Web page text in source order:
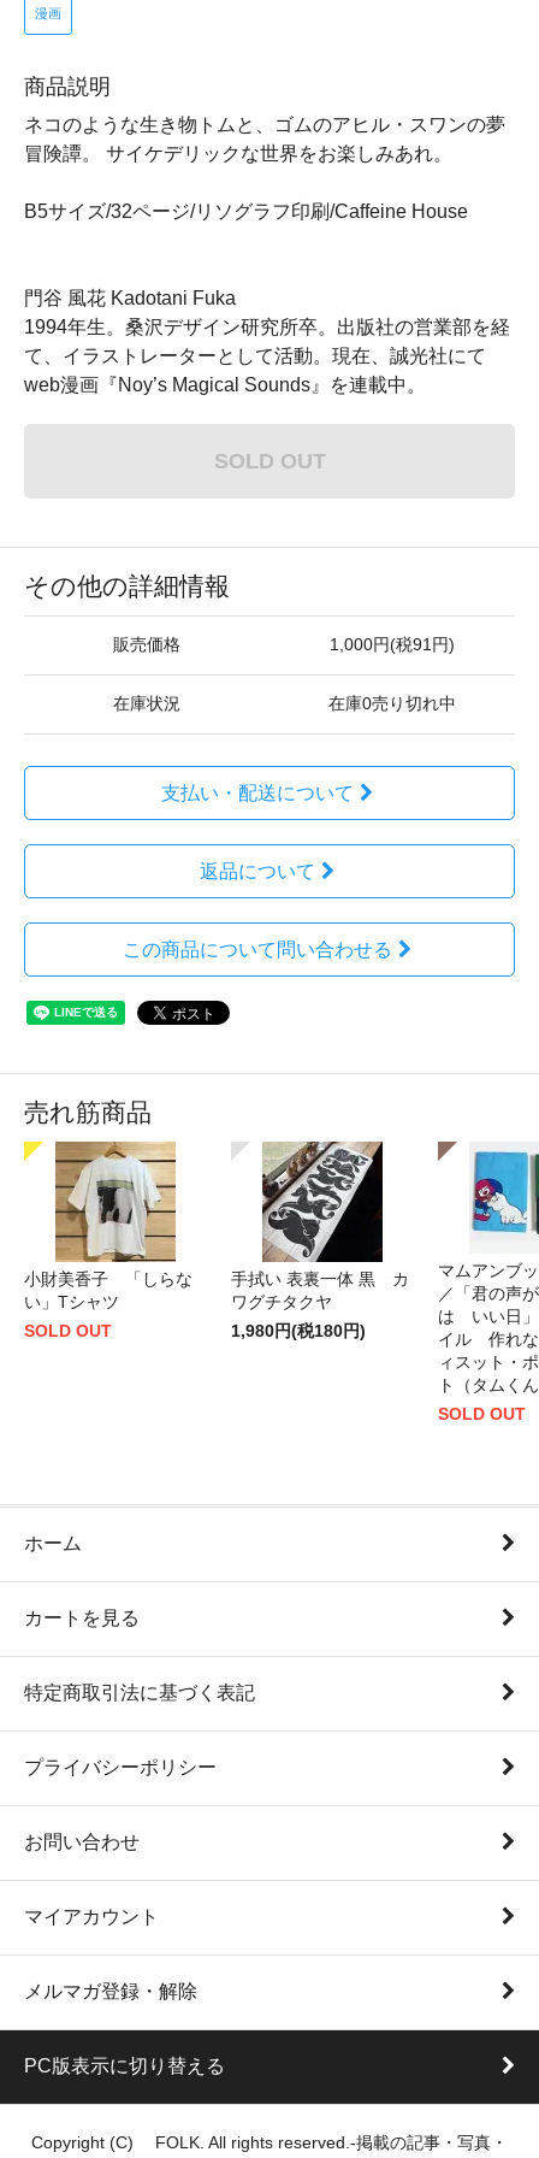
漫画
商品説明
ネコのような生き物トムと、ゴムのアヒル・スワンの夢
冒険譚。 サイケデリックな世界をお楽しみあれ。
B5サイズ/32ページ/リソグラフ印刷/Caffeine House
門谷 風花 Kadotani Fuka
1994年生。桑沢デザイン研究所卒。出版社の営業部を経
て、イラストレーターとして活動。現在、誠光社にて
web漫画『Noy’s Magical Sounds』を連載中。
SOLD OUT
その他の詳細情報
販売価格 1,000円(税91円)
在庫状況 在庫0売り切れ中
支払い・配送について
返品について
この商品について問い合わせる
売れ筋商品
小財美香子 「しらな
い」Tシャツ
SOLD OUT
手拭い 表裏一体 黒 カ
ワグチタクヤ
1,980円(税180円)
マムアンブ
／「君の声
は いい日」
イル 作れ
ィスット・
ト（タムく
SOLD OUT
ホーム
カートを見る
特定商取引法に基づく表記
プライバシーポリシー
お問い合わせ
マイアカウント
メルマガ登録・解除
PC版表示に切り替える
Copyright (C) FOLK. All rights reserved.-掲載の記事・写真・